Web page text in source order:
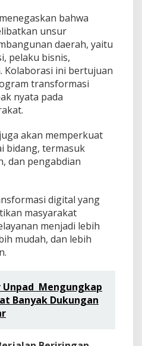
bahwa
unsur
daerah, yaitu
pelaku bisnis,
Kolaborasi ini bertujuan
transformasi
nyata pada
akan memperkuat
bidang, termasuk
dan pengabdian
digital yang
masyarakat
menjadi lebih
mudah, dan lebih
Unpad Mengungkap
Banyak Dukungan